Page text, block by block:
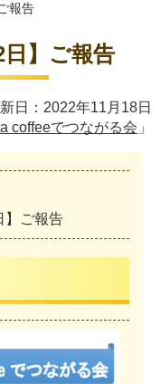
報告
】ご報告
日：2022年11月18日
coffeeでつながる会 」
】 ご報告